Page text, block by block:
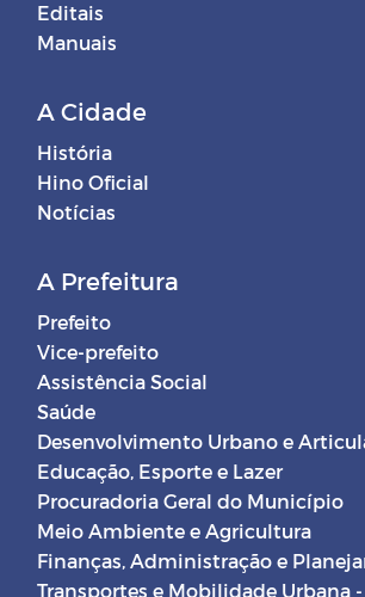
Editais
Manuais
A Cidade
História
Hino Oficial
Notícias
A Prefeitura
Prefeito
Vice-prefeito
Assistência Social
Saúde
Desenvolvimento Urbano e
Educação, Esporte e Lazer
Procuradoria Geral do Município
Meio Ambiente e Agricultura
Finanças, Administração e
Transportes e Mobilidade Urbana -